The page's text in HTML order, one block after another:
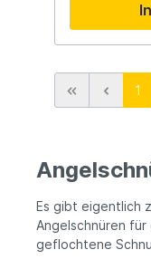
1
Es gibt eigentlich
Angelschnüren für
geflochtene